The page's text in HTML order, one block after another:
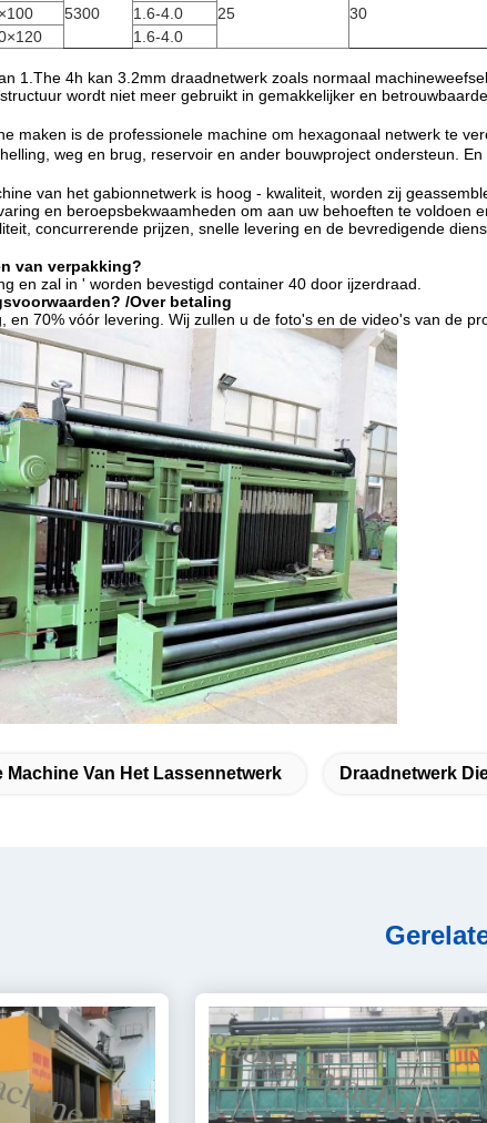
5300
25
30
1.6-4.0
1.6-4.0
1.The 4h kan 3.2mm draadnetwerk zoals normaal
wordt niet meer gebruikt in gemakkelijker en
maken is de professionele machine om hexagonaal netwerk te
weg en brug, reservoir en ander bouwproject ondersteun. En
van het gabionnetwerk is hoog - kwaliteit, worden zij
en beroepsbekwaamheden om aan uw behoeften te voldoen
concurrerende prijzen, snelle levering en de bevredigende
van verpakking?
en zal in ' worden bevestigd container 40 door ijzerdraad.
/Over betaling
en 70% vóór levering. Wij zullen u de foto's en de video's van de
Machine Van Het Lassennetwerk Draadnetwerk